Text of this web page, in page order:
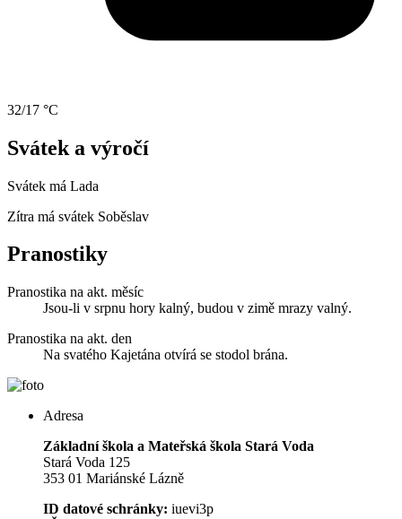
32/17 °C
Svátek a výročí
Svátek má Lada
Zítra má svátek Soběslav
Pranostiky
Pranostika na akt. měsíc
Jsou-li v srpnu hory kalný, budou v zimě mrazy valný.
Pranostika na akt. den
Na svatého Kajetána otvírá se stodol brána.
Adresa
Základní škola a Mateřská škola Stará Voda
Stará Voda 125
353 01 Mariánské Lázně
ID datové schránky: iuevi3p